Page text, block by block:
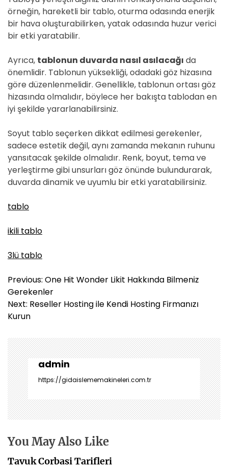
örneğin, hareketli bir tablo, oturma odasında enerjik
bir hava oluşturabilirken, yatak odasında huzur verici
bir etki yaratabilir.
Ayrıca, tablonun duvarda nasıl asılacağı da
önemlidir. Tablonun yüksekliği, odadaki göz hizasına
göre düzenlenmelidir. Genellikle, tablonun ortası göz
hizasında olmalıdır, böylece her bakışta tablodan en
iyi şekilde yararlanabilirsiniz.
Soyut tablo seçerken dikkat edilmesi gerekenler,
sadece estetik değil, aynı zamanda mekanın ruhunu
yansıtacak şekilde olmalıdır. Renk, boyut, tema ve
yerleştirme gibi unsurları göz önünde bulundurarak,
duvarda dinamik ve uyumlu bir etki yaratabilirsiniz.
tablo
ikili tablo
3lü tablo
Y
a
z
ı
e
z
i
n
m
e
s
Previous: One Hit Wonder Likit Hakkında Bilmeniz
Gerekenler
Next: Reseller Hosting ile Kendi Hosting Firmanızı
Kurun
admin
https://gidaislememakineleri.com.tr
You May Also Like
Tavuk Corbasi Tarifleri